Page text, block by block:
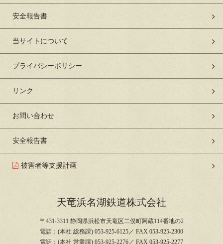
安全報告書
当サイトについて
プライバシーポリシー
リンク
お問い合わせ
安全報告書
被害者等支援計画
天竜浜名湖鉄道株式会社
〒431-3311 静岡県浜松市天竜区二俣町阿蔵114番地の2
電話：(本社 総務課) 053-925-6125／ FAX 053-925-2300
電話：(本社 営業課) 053-925-2276／ FAX 053-925-2277